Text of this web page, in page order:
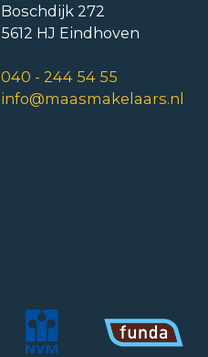
Boschdijk 272
5612 HJ Eindhoven
040 - 244 54 55
info@maasmakelaars.nl